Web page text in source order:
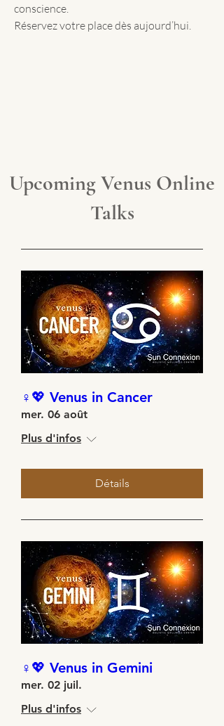
conscience.
Réservez votre place dès aujourd’hui.
Upcoming Venus Online
Talks
♀️💖 Venus in Cancer
mer. 06 août
Plus d'infos
Détails
♀️💖 Venus in Gemini
mer. 02 juil.
Plus d'infos